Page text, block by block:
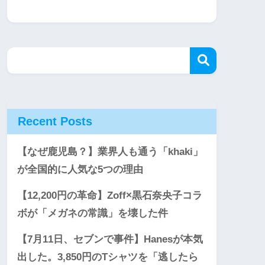
Recent Posts
【なぜ鹿児島？】業界人も通う「khaki」
が全国的に人気な5つの理由
【12,200円の革命】Zoff×黒石奈央子コラ
ボが「メガネの常識」を壊した件
【7月11日、セブンで事件】Hanesが本気
出した。3,850円のTシャツを「逃したら